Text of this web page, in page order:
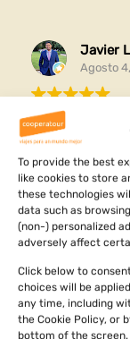
To provide the best
like cookies to store
these technologies
data such as
(non-) personalized
adversely affect
Click below to
choices will be
any time, including
the Cookie Policy, or
bottom of the screen.
Javier
Agosto
Gracias por
organizado y
ver dónde
Ha sido un
aprendizajes
Leer más